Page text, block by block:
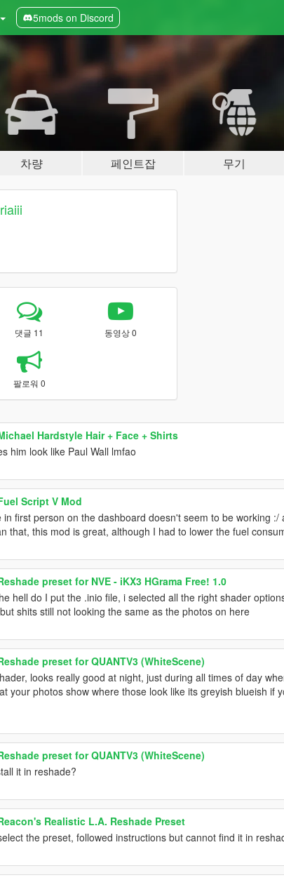
5mods on Discord
차량 페인트잡 무기
댓글 11 동영상 0
팔로워 0
Hardstyle Hair + Face + Shirts
him look like Paul Wall lmfao
Script V Mod
in first person on the dashboard doesn't seem to be working :/
that, this mod is great, although I had to lower the fuel
preset for NVE - iKX3 HGrama Free! 1.0
hell do I put the .inio file, i selected all the right shader
shits still not looking the same as the photos on here
preset for QUANTV3 (WhiteScene)
looks really good at night, just during all times of day
your photos show where those look like its greyish blueish if
preset for QUANTV3 (WhiteScene)
it in reshade?
Realistic L.A. Reshade Preset
the preset, followed instructions but cannot find it in